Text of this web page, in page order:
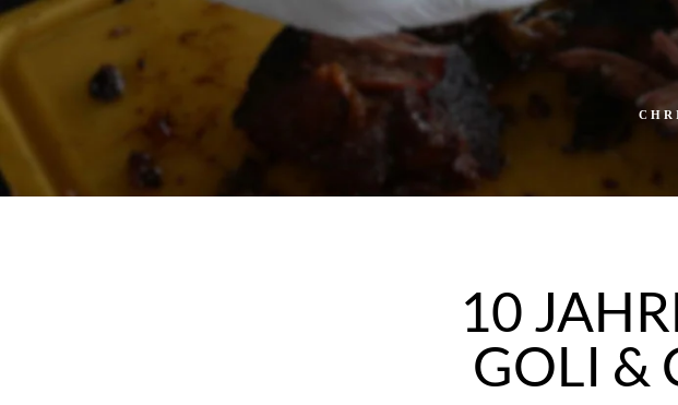
10
GOLI &